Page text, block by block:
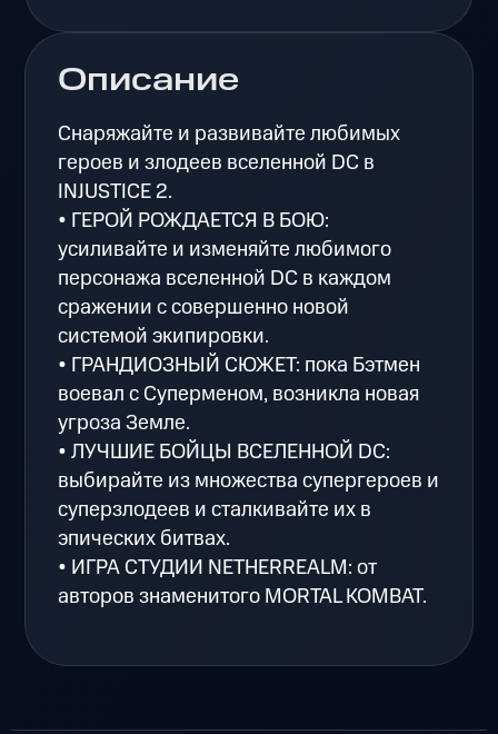
Описание
Снаряжайте и развивайте любимых
героев и злодеев вселенной DC в
INJUSTICE 2.
• ГЕРОЙ РОЖДАЕТСЯ В БОЮ:
усиливайте и изменяйте любимого
персонажа вселенной DC в каждом
сражении с совершенно новой
системой экипировки.
• ГРАНДИОЗНЫЙ СЮЖЕТ: пока Бэтмен
воевал с Суперменом, возникла новая
угроза Земле.
• ЛУЧШИЕ БОЙЦЫ ВСЕЛЕННОЙ DC:
выбирайте из множества супергероев и
суперзлодеев и сталкивайте их в
эпических битвах.
• ИГРА СТУДИИ NETHERREALM: от
авторов знаменитого MORTAL KOMBAT.